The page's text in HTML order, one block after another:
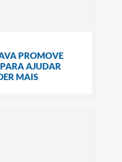
PROMOVE
AJUDAR
MAIS